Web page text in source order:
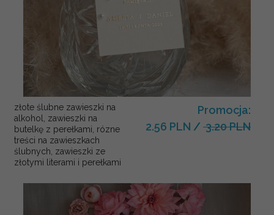
złote ślubne zawieszki na
alkohol, zawieszki na
butelkę z perełkami, rózne
treści na zawieszkach
ślubnych, zawieszki ze
złotymi literami i perełkami
Promocja:
2.56 PLN / 3.20 PLN